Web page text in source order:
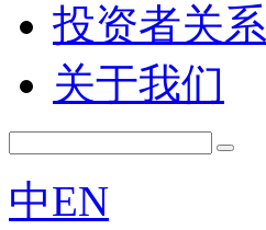
投资者关系
关于我们
中EN